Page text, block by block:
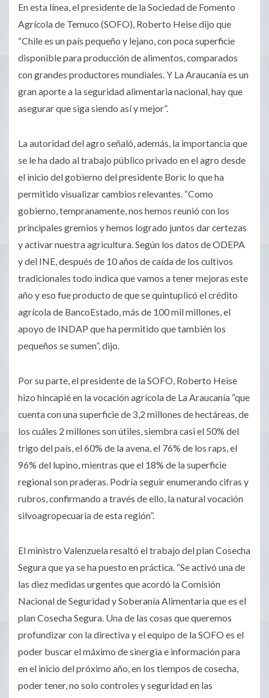
En esta línea, el presidente de la Sociedad de Fomento
Agrícola de Temuco (SOFO), Roberto Heise dijo que
“Chile es un país pequeño y lejano, con poca superficie
disponible para producción de alimentos, comparados
con grandes productores mundiales. Y La Araucanía es un
gran aporte a la seguridad alimentaria nacional, hay que
asegurar que siga siendo así y mejor”.
La autoridad del agro señaló, además, la importancia que
se le ha dado al trabajo público privado en el agro desde
el inicio del gobierno del presidente Boric lo que ha
permitido visualizar cambios relevantes. “Como
gobierno, tempranamente, nos hemos reunió con los
principales gremios y hemos logrado juntos dar certezas
y activar nuestra agricultura. Según los datos de ODEPA
y del INE, después de 10 años de caída de los cultivos
tradicionales todo indica que vamos a tener mejoras este
año y eso fue producto de que se quintuplicó elcrédito
agrícola de BancoEstado, más de 100 mil millones, el
apoyo de INDAP que ha permitido que también los
pequeños se sumen”, dijo.
Por su parte, el presidente de la SOFO, Roberto Heise
hizo hincapié en la vocación agrícola de La Araucanía “que
cuenta con una superficie de 3,2 millones de hectáreas, de
los cuáles 2 millones son útiles, siembra casi el 50% del
trigo del país, el 60% de la avena, el 76% de los raps, el
96% del lupino, mientras que el 18% de la superficie
regional son praderas. Podría seguir enumerando cifras y
rubros, confirmando a través de ello, la natural vocación
silvoagropecuaria de esta región”.
El ministro Valenzuela resaltó el trabajo del plan Cosecha
Segura que ya se ha puesto en práctica. “Se activó una de
las diez medidas urgentes que acordó la Comisión
Nacional de Seguridad y Soberanía Alimentaria que es el
plan Cosecha Segura. Una de las cosas que queremos
profundizar con la directiva y el equipo de la SOFO es el
poder buscar el máximo de sinergia e información para
en el inicio del próximo año, en los tiempos de cosecha,
poder tener, no solo controles y seguridad en las